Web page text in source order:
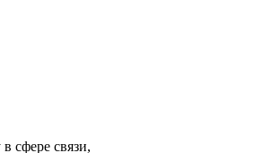
сфере связи,